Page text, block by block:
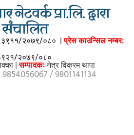
प्रा.लि. द्वारा
संचालित
३९११/२०७९/०८० |प्रेस काउन्सिल नम्बर:
२०७९/०८०
|सम्पादकःनेत्र विक्रम थापा
9854056067 / 9801141134